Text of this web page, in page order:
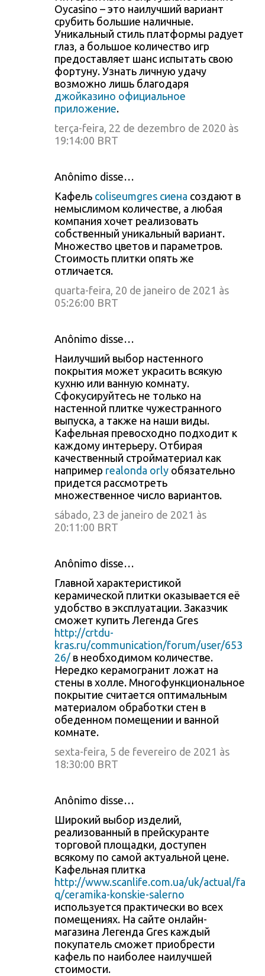
Oycasino – это наилучший вариант
срубить большие наличные.
Уникальный стиль платформы радует
глаз, а большое количество игр
предоставляет шанс испытать свою
фортуну. Узнать личную удачу
возможно лишь благодаря
джойказино официальное
приложение.
terça-feira, 22 de dezembro de 2020 às
19:14:00 BRT
Anônimo disse…
Кафель coliseumgres сиена создают в
немыслимом количестве, а любая
компания хочет реализовать
собственный уникальный вариант.
Множество цветов и параметров.
Стоимость плитки опять же
отличается.
quarta-feira, 20 de janeiro de 2021 às
05:26:00 BRT
Anônimo disse…
Наилучший выбор настенного
покрытия может украсить всякую
кухню или ванную комнату.
Сфокусируйтесь не только на
настенной плитке чужестранного
выпуска, а также на наши виды.
Кафельная превосходно подходит к
каждому интерьеру. Отбирая
качественный стройматериал как
например realonda orly обязательно
придется рассмотреть
множественное число вариантов.
sábado, 23 de janeiro de 2021 às
20:11:00 BRT
Anônimo disse…
Главной характеристикой
керамической плитки оказывается её
удобство в эксплуатации. Заказчик
сможет купить Легенда Gres
http://crtdu-
kras.ru/communication/forum/user/653
26/ в необходимом количестве.
Нередко керамогранит ложат на
стены в холле. Многофункциональное
покрытие считается оптимальным
материалом обработки стен в
обеденном помещении и ванной
комнате.
sexta-feira, 5 de fevereiro de 2021 às
18:30:00 BRT
Anônimo disse…
Широкий выбор изделий,
реализованный в прейскуранте
торговой площадки, доступен
всякому по самой актуальной цене.
Кафельная плитка
http://www.scanlife.com.ua/uk/actual/fa
q/ceramika-konskie-salerno
используется практически во всех
помещениях. На сайте онлайн-
магазина Легенда Gres каждый
покупатель сможет приобрести
кафель по наиболее наилучшей
стоимости.